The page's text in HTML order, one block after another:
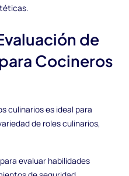
de
Cocineros
culinarios es ideal para
de roles culinarios,
evaluar habilidades